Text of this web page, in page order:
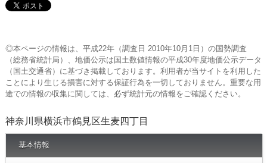
◎本ページの情報は、平成22年（調査日 2010年10月1日）の国勢調査
（総務省統計局）、地価公示は国土数値情報の平成30年度地価公示データ
（国土交通省）に基づき掲載しております。利用者が当サイトを利用した
ことにより生じる損害に対する保証行為を一切しておりません。重要な用
途での情報の収集に関しては、必ず統計元の情報をご確認ください。
神奈川県横浜市鶴見区生麦四丁目
基本情報